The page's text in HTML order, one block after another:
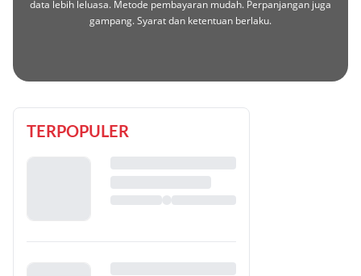
data lebih leluasa. Metode pembayaran mudah. Perpanjangan juga
gampang. Syarat dan ketentuan berlaku.
TERPOPULER